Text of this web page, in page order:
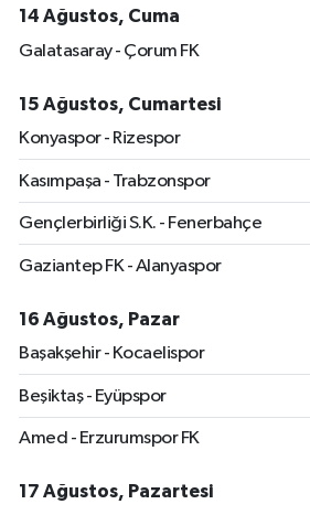
14 Ağustos, Cuma
Galatasaray - Çorum FK
15 Ağustos, Cumartesi
Konyaspor - Rizespor
Kasımpaşa - Trabzonspor
Gençlerbirliği S.K. - Fenerbahçe
Gaziantep FK - Alanyaspor
16 Ağustos, Pazar
Başakşehir - Kocaelispor
Beşiktaş - Eyüpspor
Amed - Erzurumspor FK
17 Ağustos, Pazartesi